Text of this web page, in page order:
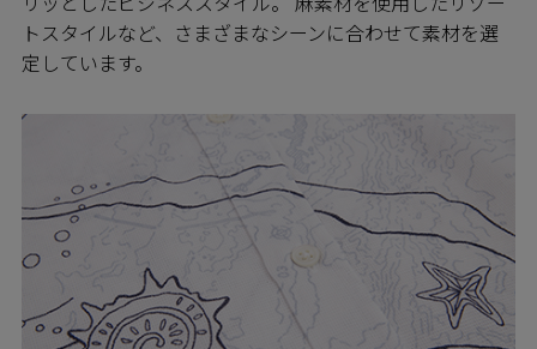
トスタイルなど、さまざまなシーンに合わせて素材を選
定しています。